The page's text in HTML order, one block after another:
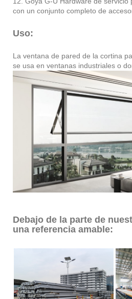
con un conjunto completo de
Uso:
La ventana de pared de la cortina
se usa en ventanas industriales o
Debajo de la parte de
una referencia amable: